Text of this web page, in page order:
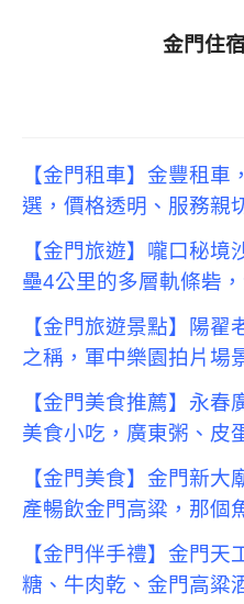
金門住
【金門租車】金豐租
選，價格透明、服務親
【金門旅遊】嚨口秘
壘4公里的多層軌條砦
【金門旅遊景點】陽翟
之稱，軍中樂園拍片場
【金門美食推薦】永
美食小吃，廣東粥、皮
【金門美食】金門新
產暢飲金門高粱，那個
【金門伴手禮】金門
糖、牛肉乾、金門高粱